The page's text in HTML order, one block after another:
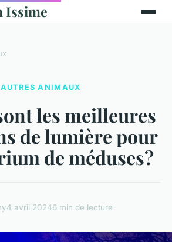
Issime
AUTRES ANIMAUX
les meilleures
de lumière pour
de méduses?
4 avril 20246 min de lecture